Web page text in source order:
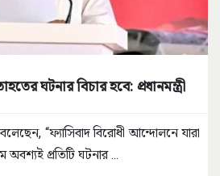
ঘটনার বিচার হবে: প্রধানমন্ত্রী
বলেছেন, “ফ্যাসিবাদ বিরোধী আন্দোলনে যারা
অবশ্যই প্রতিটি ঘটনার ...